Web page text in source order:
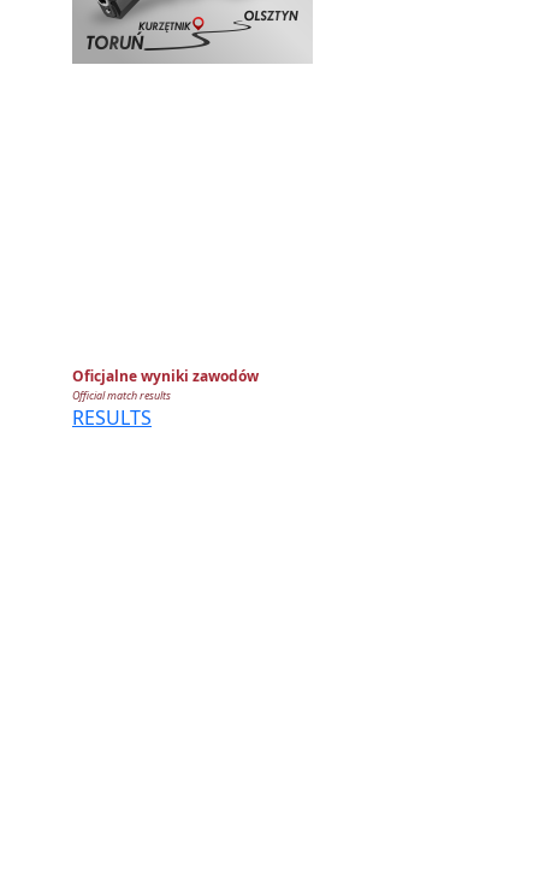
Oficjalne wyniki zawodów
Official match results
RESULTS